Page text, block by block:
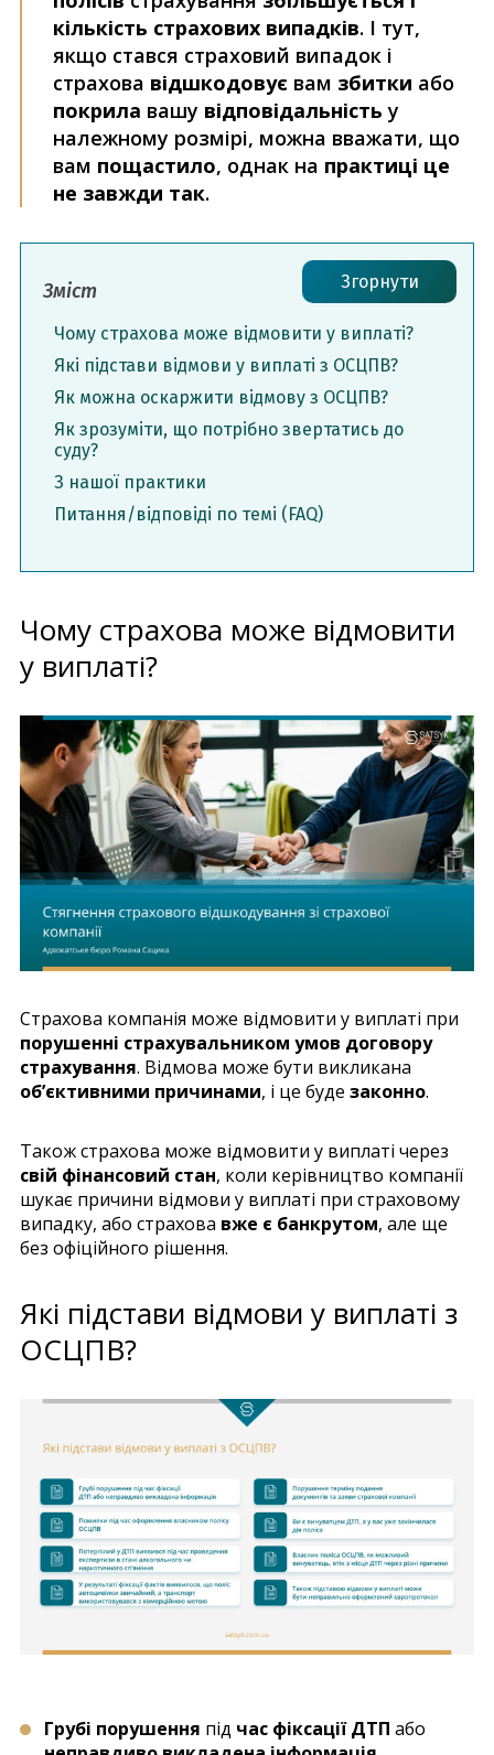
кількість страхових випадків. І тут,
якщо стався страховий випадок і
страхова відшкодовує вам збитки або
покрила вашу відповідальність у
належному розмірі, можна вважати, що
вам пощастило, однак на практиці це
не завжди так.
Зміст Згорнути
Чому страхова може відмовити у виплаті?
Які підстави відмови у виплаті з ОСЦПВ?
Як можна оскаржити відмову з ОСЦПВ?
Як зрозуміти, що потрібно звертатись до
суду?
З нашої практики
Питання/відповіді по темі (FAQ)
Чому страхова може відмовити
у виплаті?
Страхова компанія може відмовити у виплаті при
порушенні страхувальником умов договору
страхування. Відмова може бути викликана
об’єктивними причинами, і це буде законно.
Також страхова може відмовити у виплаті через
свій фінансовий стан, коли керівництво компанії
шукає причини відмови у виплаті при страховому
випадку, або страхова вже є банкрутом, але ще
без офіційного рішення.
Які підстави відмови у виплаті з
ОСЦПВ?
Грубі порушення під час фіксації ДТП або